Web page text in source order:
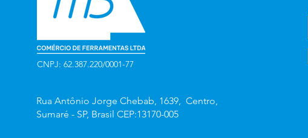
CNPJ: 62.387.220/0001-77
Rua Antônio Jorge Chebab, 1639, Centro,
Sumaré - SP, Brasil CEP:13170-005